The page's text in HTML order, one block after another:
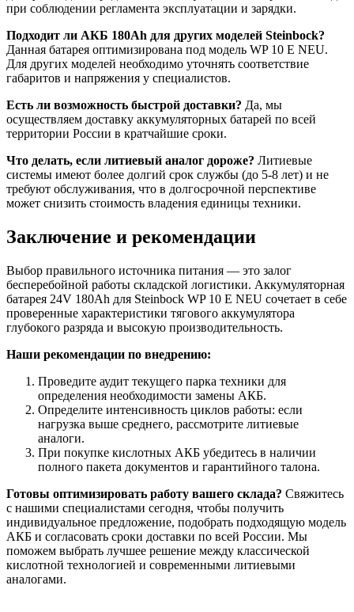
при соблюдении регламента эксплуатации и зарядки.
Подходит ли АКБ 180Ah для других моделей Steinbock?
Данная батарея оптимизирована под модель WP 10 E NEU.
Для других моделей необходимо уточнять соответствие
габаритов и напряжения у специалистов.
Есть ли возможность быстрой доставки? Да, мы
осуществляем доставку аккумуляторных батарей по всей
территории России в кратчайшие сроки.
Что делать, если литиевый аналог дороже? Литиевые
системы имеют более долгий срок службы (до 5-8 лет) и не
требуют обслуживания, что в долгосрочной перспективе
может снизить стоимость владения единицы техники.
Заключение и рекомендации
Выбор правильного источника питания — это залог
бесперебойной работы складской логистики. Аккумуляторная
батарея 24V 180Ah для Steinbock WP 10 E NEU сочетает в себе
проверенные характеристики тягового аккумулятора
глубокого разряда и высокую производительность.
Наши рекомендации по внедрению:
Проведите аудит текущего парка техники для
определения необходимости замены АКБ.
Определите интенсивность циклов работы: если
нагрузка выше среднего, рассмотрите литиевые
аналоги.
При покупке кислотных АКБ убедитесь в наличии
полного пакета документов и гарантийного талона.
Готовы оптимизировать работу вашего склада? Свяжитесь
с нашими специалистами сегодня, чтобы получить
индивидуальное предложение, подобрать подходящую модель
АКБ и согласовать сроки доставки по всей России. Мы
поможем выбрать лучшее решение между классической
кислотной технологией и современными литиевыми
аналогами.